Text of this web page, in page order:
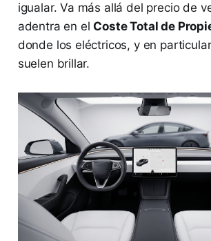
igualar. Va más allá del precio de
adentra en el Coste Total de
donde los eléctricos, y en
suelen brillar.